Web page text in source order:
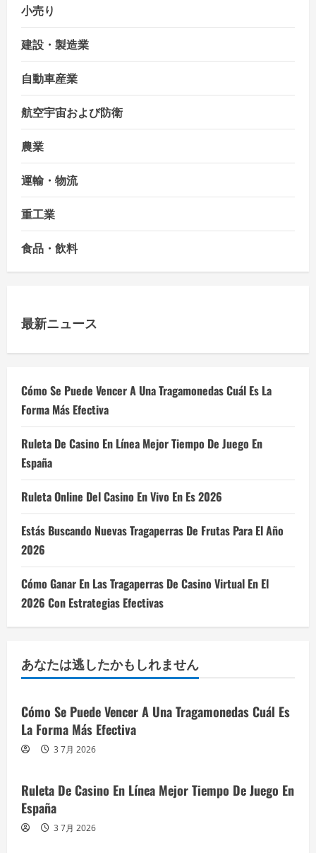
小売り
建設・製造業
自動車産業
航空宇宙および防衛
農業
運輸・物流
重工業
食品・飲料
最新ニュース
Cómo Se Puede Vencer A Una Tragamonedas Cuál Es La
Forma Más Efectiva
Ruleta De Casino En Línea Mejor Tiempo De Juego En
España
Ruleta Online Del Casino En Vivo En Es 2026
Estás Buscando Nuevas Tragaperras De Frutas Para El Año
2026
Cómo Ganar En Las Tragaperras De Casino Virtual En El
2026 Con Estrategias Efectivas
あなたは逃したかもしれません
Cómo Se Puede Vencer A Una Tragamonedas Cuál Es
La Forma Más Efectiva
3 7月 2026
Ruleta De Casino En Línea Mejor Tiempo De Juego En
España
3 7月 2026